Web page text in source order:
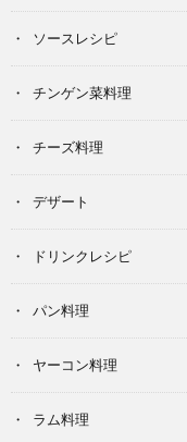
ソースレシピ
チンゲン菜料理
チーズ料理
デザート
ドリンクレシピ
パン料理
ヤーコン料理
ラム料理